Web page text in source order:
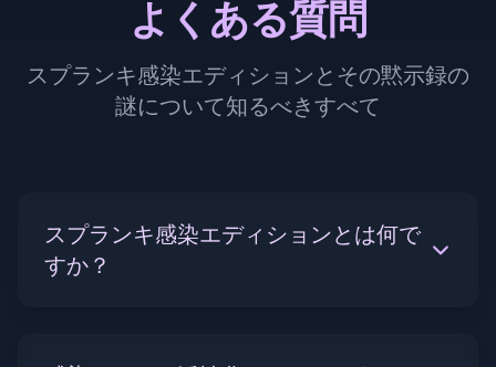
よくある質問
スプランキ感染エディションとその黙示録の
謎について知るべきすべて
スプランキ感染エディションとは何で
すか？